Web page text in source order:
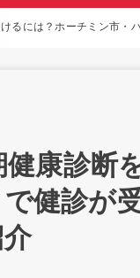
るには？ホーチミン市
健康診断
健診が